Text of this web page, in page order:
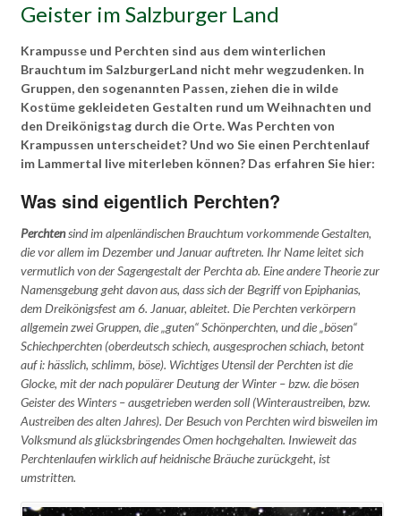
Geister im Salzburger Land
Krampusse und Perchten sind aus dem winterlichen
Brauchtum im SalzburgerLand nicht mehr wegzudenken. In
Gruppen, den sogenannten Passen, ziehen die in wilde
Kostüme gekleideten Gestalten rund um Weihnachten und
den Dreikönigstag durch die Orte. Was Perchten von
Krampussen unterscheidet? Und wo Sie einen Perchtenlauf
im Lammertal live miterleben können? Das erfahren Sie hier:
Was sind eigentlich Perchten?
Perchtensind im alpenländischen Brauchtum vorkommende Gestalten,
die vor allem im Dezember und Januar auftreten. Ihr Name leitet sich
vermutlich von der Sagengestalt der Perchta ab. Eine andere Theorie zur
Namensgebung geht davon aus, dass sich der Begriff von Epiphanias,
dem Dreikönigsfest am 6. Januar, ableitet. Die Perchten verkörpern
allgemein zwei Gruppen, die „guten“ Schönperchten, und die „bösen“
Schiechperchten (oberdeutsch schiech, ausgesprochen schiach, betont
auf i: hässlich, schlimm, böse). Wichtiges Utensil der Perchten ist die
Glocke, mit der nach populärer Deutung der Winter – bzw. die bösen
Geister des Winters – ausgetrieben werden soll (Winteraustreiben, bzw.
Austreiben des alten Jahres). Der Besuch von Perchten wird bisweilen im
Volksmund als glücksbringendes Omen hochgehalten. Inwieweit das
Perchtenlaufen wirklich auf heidnische Bräuche zurückgeht, ist
umstritten.